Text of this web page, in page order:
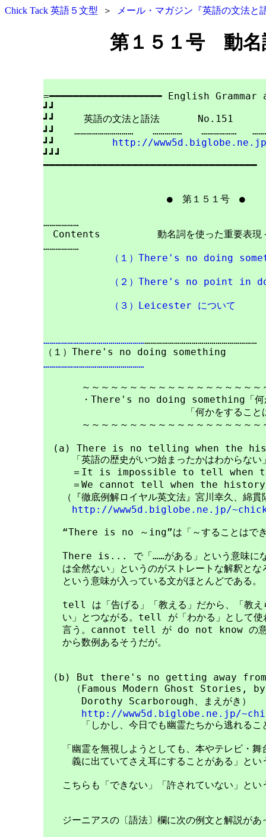
Chick Tack 英語５文型 ＞ メール・マガジン『英語の文法と
第１５１号 動名
=━━━━━━━━━━━━━━━━━━━ English Grammar
┛┛
┛┛　　　英語の文法と語法　　　　No.151　
┛┛　　…………………………　　……………　　……………… 　
┛┛ http://
┛┛┛
━━━━━━━━━━━━━━━━━━━━━━━━━━━━━━━━━━━━
● 第１５１号 ●
………………
Contents　　　　　　動名詞を使った重要表現
………………
（１）There's no doing
（２）There's no point in
（３）Leicester について
………………………………………………………………………………………………
……………………………………………
～～～～～～～～～～～～～～～～～～～
・There's no doing something「何かを
「何かをすることは許され
～～～～～～～～～～～～～～～～～～～
(a) There is no telling when the
「英語の歴史がいつ始まったかはわからない
＝It is impossible to tell when
＝We cannot tell when the history
（『徹底例解ロイヤル英文法』宮川幸久、綿貫
http://www5d.biglobe.ne.jp/
“There is no ～ing”は「～することはでき
There is... で「……がある」という意味にな
は全然ない」というのがストレートな解釈とな
という意味が入っている文がほとんどである。
tell は「告げる」「教える」だから、「教え
い」とつながる。tell が「わかる」として使
言う。cannot tell が do not know の意味
から数例あるそうだが。
(b) But there's no getting away from
（Famous Modern Ghost
Dorothy Scarborough、まえがき）
http://www5d.biglobe.ne.jp/
「しかし、今日でも幽霊たちから逃れるこ
「幽霊を無視しようとしても、本やテレビ・舞
義に出ていてさえ耳にすることがある」とい
こちらも「できない」「許されていない」とい
ジーニアスの〔語法〕欄に次の例文と解説があ